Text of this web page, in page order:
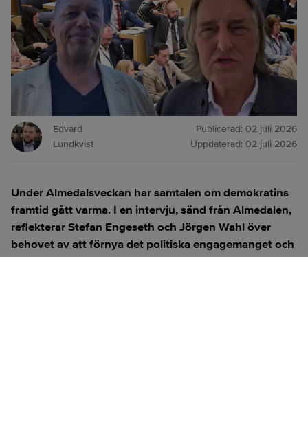
Edvard
Lundkvist
Publicerad: 02 juli 2026
Uppdaterad: 02 juli 2026
Under Almedalsveckan har samtalen om demokratins
framtid gått varma. I en intervju, sänd från Almedalen,
reflekterar Stefan Engeseth och Jörgen Wahl över
behovet av att förnya det politiska engagemanget och
hur modern teknik kan användas för att överbrygga